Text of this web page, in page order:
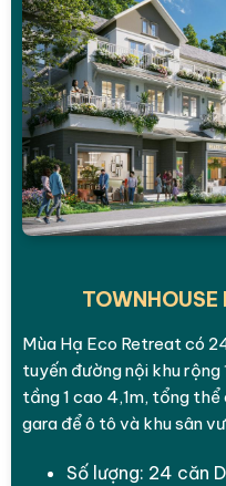
TOWNHOUSE
Mùa Hạ Eco Retreat có
tuyến đường nội khu
tầng 1 cao 4,1m, tổng
gara để ô tô và khu sân
Số lượng: 24 căn